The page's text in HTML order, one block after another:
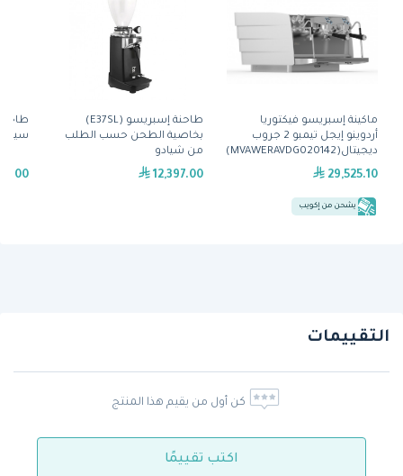
ماكينة إسبريسو فيكتوريا
أردوينو إيجل تيمبو 2 جروب
ديجيتال(MVAWERAVDG020142)
29,525.10
يشحن من إكويب
طاحنة إسبريسو (E37SL)
بخاصية الطحن حسب الطلب
من شيادو
12,397.00
التقييمات
كن أول من يقيم هذا المنتج
اكتب تقييمًا